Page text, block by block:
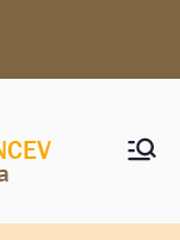
JAVO
k -